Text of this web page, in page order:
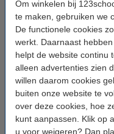
Om winkelen bij
te maken, gebruiken we
De functionele cookies
werkt. Daarnaast
helpt de website continu
alleen advertenties zien
willen daarom cookies
buiten onze website te
over deze cookies, hoe
kunt aanpassen. Klik op
u voor weigeren? Dan
Direct
€ 2,49
5+1 gratis!
Fa Deodorant Spray
flessen - 150 ml)